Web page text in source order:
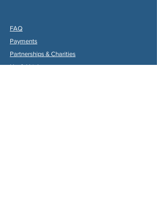
FAQ
Payments
Partnerships & Charities
Useful Links